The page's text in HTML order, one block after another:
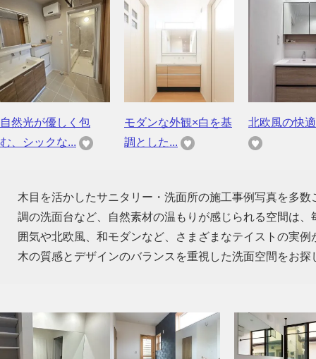
自然光が優しく包
む、シックな...
モダンな外観×白を基
調とした...
北欧風の快
木目を活かしたサニタリー・洗面所の施工事例写真を多
調の洗面台など、自然素材の温もりが感じられる空間は
囲気や北欧風、和モダンなど、さまざまなテイストの実
木の質感とデザインのバランスを重視した洗面空間をお